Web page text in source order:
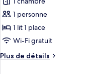
les
photos
pour
ce
type
de
1 personne
1 lit 1 place
Wi-Fi gratuit
Plus de détails
Plus